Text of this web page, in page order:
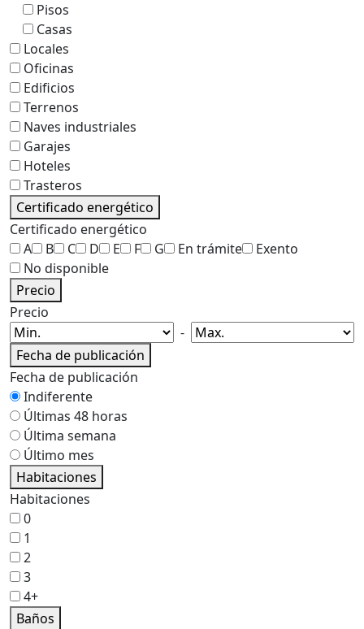
Pisos
Casas
Locales
Oficinas
Edificios
Terrenos
Naves industriales
Garajes
Hoteles
Trasteros
Certificado energético
Certificado energético
A
B C D E F G En trámite
Exento
No disponible
Precio
Precio
-
Fecha de publicación
Fecha de publicación
Indiferente
Últimas 48 horas
Última semana
Último mes
Habitaciones
Habitaciones
0
1
2
3
4+
Baños